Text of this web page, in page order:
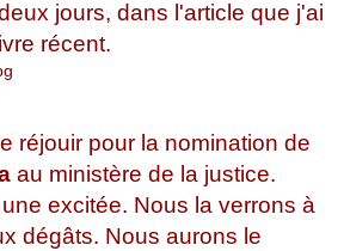
jours, dans l'article que j'ai
récent.
réjouir pour la nomination de
au ministère de la justice.
excitée. Nous la verrons à
dégâts. Nous aurons le